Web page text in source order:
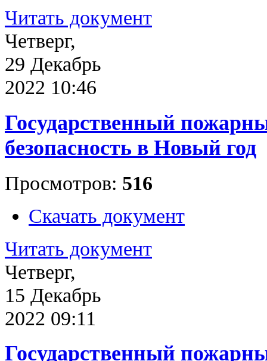
Читать документ
Четверг,
29 Декабрь
2022 10:46
Государственный
безопасность в Новый год
Просмотров: 516
Скачать документ
Читать документ
Четверг,
15 Декабрь
2022 09:11
Государственный